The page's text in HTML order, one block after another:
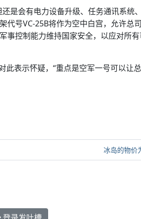
是会有电力设备升级、任务通讯系统
代号VC-25B将作为空中白宫，允许总
事控制能力维持国家安全，以应对所
表示怀疑，“重点是空军一号可以让
冰岛的物价